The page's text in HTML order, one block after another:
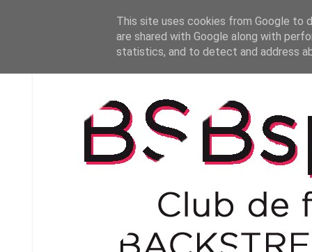
This site uses cookies from Google to
are shared with Google along with
statistics, and to detect and address